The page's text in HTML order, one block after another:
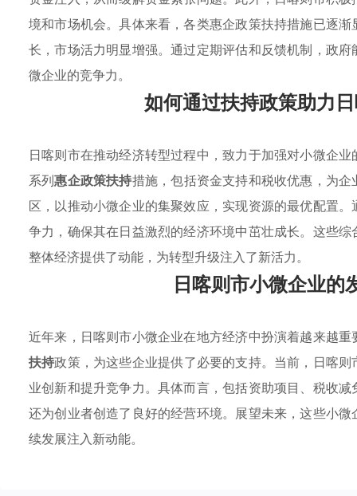
境和市场机会。具体来看，各类惠企政策扶持措施已逐
长，市场活力明显增强。通过定期评估和反馈机制，政
微企业的竞争力。
如何通过扶持政策助力
日喀则市在推动经济转型过程中，致力于加强对小微企
系列惠企政策扶持措施，包括资金支持和税收优惠，为
区，以推动小微企业的集聚效应，实现资源的最优配置。
争力，确保其在日益激烈的经济环境中茁壮成长。这些
整体经济提供了动能，为转型升级注入了新活力。
日喀则市小微企业的
近年来，日喀则市小微企业在地方经济中扮演着越来越
扶持政策，为这些企业提供了必要的支持。当前，日喀
业创新和提升竞争力。具体而言，包括资助项目、税收
还为创业者创造了良好的经营环境。展望未来，这些小
续发展注入新动能。